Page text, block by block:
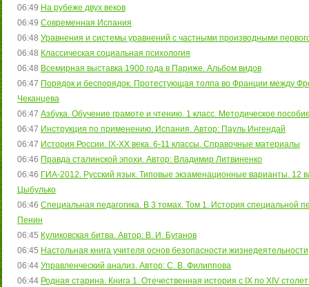
06:49 На рубеже двух веков
06:49 Современная Испания
06:48 Уравнения и системы уравнений с частными производными
06:48 Классическая социальная психология
06:48 Всемирная выставка 1900 года в Париже. Альбом видов
06:47 Порядок и беспорядок. Протестующая толпа во Франции между
Чеканцева
06:47 Азбука. Обучение грамоте и чтению. 1 класс. Методическое
06:47 Инструкция по применению. Испания. Автор: Пауль Ингендай
06:47 История России. IХ-XX века. 6-11 классы. Справочные материалы
06:46 Правда сталинской эпохи. Автор: Владимир Литвиненко
06:46 ГИА-2012. Русский язык. Типовые экзаменационные варианты. 12
Цыбулько
06:46 Специальная педагогика. В 3 томах. Том 1. История специальной
Пенин
06:45 Куликовская битва. Автор: В. И. Буганов
06:45 Настольная книга учителя основ безопасности жизнедеятельности
06:44 Управленческий анализ. Автор: С. В. Филиппова
06:44 Родная старина. Книга 1. Отечественная история с IX по XIV